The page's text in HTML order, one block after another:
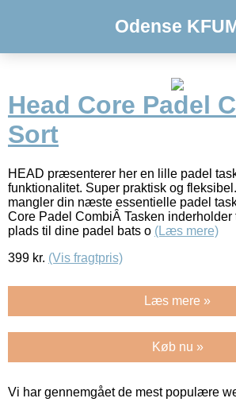
Odense
Head Core Padel
Sort
HEAD præsenterer her en lille padel
funktionalitet. Super praktisk og
mangler din næste essentielle padel
Core Padel CombiÂ Tasken inderholder
plads til dine padel bats o (Læs mere)
399 kr. (Vis fragtpris)
Læs mere »
Køb nu »
Vi har gennemgået de mest populære